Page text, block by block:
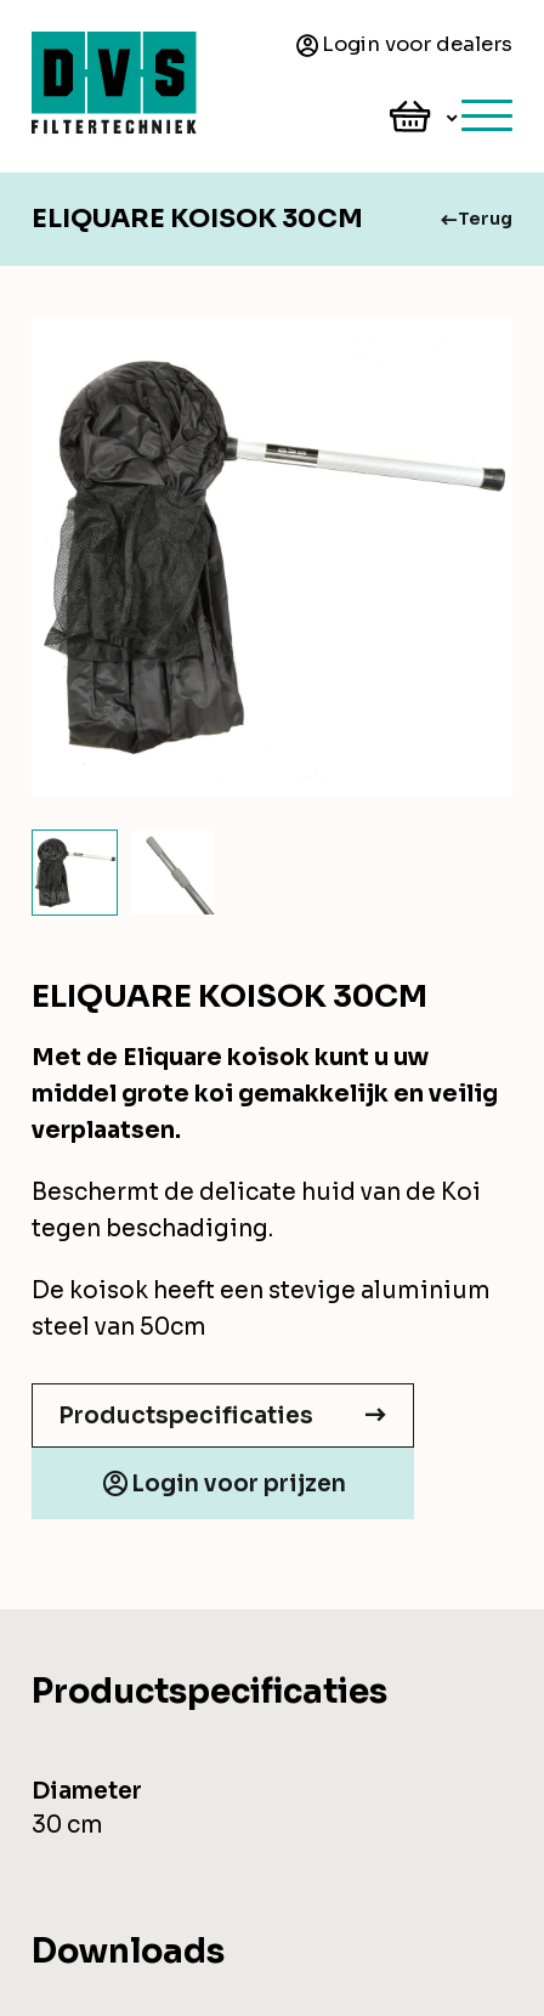
Login voor dealers
ELIQUARE KOISOK 30CM Terug
ELIQUARE KOISOK 30CM
Met de Eliquare koisok kunt u uw
middel grote koi gemakkelijk en veilig
verplaatsen.
Beschermt de delicate huid van de Koi
tegen beschadiging.
De koisok heeft een stevige aluminium
steel van 50cm
Productspecificaties
Login voor prijzen
Productspecificaties
Diameter
30 cm
Downloads